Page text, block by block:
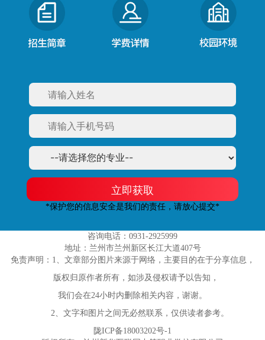
立即获取
*保护您的信息安全是我们的责任，请放心提交*
咨询电话：0931-2925999
地址：兰州市兰州新区长江大道407号
免责声明：1、文章部分图片来源于网络，主要目的在于分享信息，
版权归原作者所有，如涉及侵权请予以告知，
我们会在24小时内删除相关内容，谢谢。
2、文字和图片之间无必然联系，仅供读者参考。
陇ICP备18003202号-1